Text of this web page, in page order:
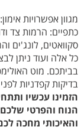
מגוון אפשרויות
כתפיים: הרמות צד
סקוואטים, לונג'ים
כל אלה ועוד ניתן
בביתכם. מוט
בדיקות קפדניות
הזמינו עכשיו
הנוח והפרטי
והאיכותי מחכה